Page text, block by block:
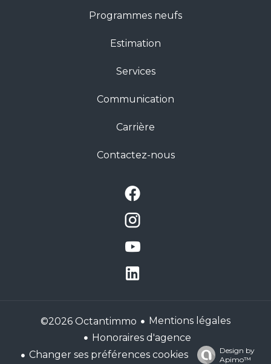
Programmes neufs
Estimation
Services
Communication
Carrière
Contactez-nous
©2026 Octantimmo
Mentions légales
Honoraires d'agence
Changer ses préférences cookies
Design by
Apimo™